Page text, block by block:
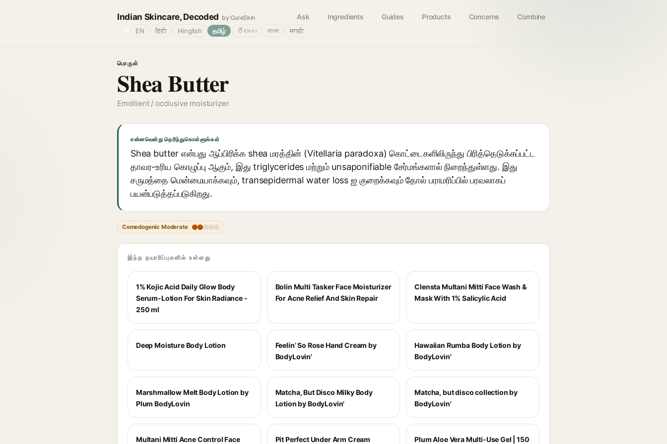
Indian Skincare, Decoded by CureSkin Ask Ingredients Guides Products Concerns Combine
EN हिंदी Hinglish தமிழ் తెలుగు বাংলা मराठी
பொருள்
Shea Butter
Emollient / occlusive moisturizer
என்னவென்று தெரிந்துகொள்ளுங்கள்
Shea butter என்பது ஆப்பிரிக்க shea மரத்தின் (Vitellaria paradoxa) கொட்டைகளிலிருந்து பிரித்தெடுக்கப்பட்ட
தாவர-உரிய கொழுப்பு ஆகும், இது triglycerides மற்றும் unsaponifiable சேர்மங்களால் நிறைந்துள்ளது. இது
சருமத்தை மென்மையாக்கவும், transepidermal water loss ஐ குறைக்கவும் தோல் பராமரிப்பில் பரவலாகப்
பயன்படுத்தப்படுகிறது.
Comedogenic Moderate
இந்த தயாரிப்புகளில் உள்ளது
1% Kojic Acid Daily Glow Body
Serum-Lotion For Skin Radiance -
250 ml
Bolin Multi Tasker Face Moisturizer
For Acne Relief And Skin Repair
Clensta Multani Mitti Face Wash &
Mask With 1% Salicylic Acid
Deep Moisture Body Lotion
Feelin’ So Rose Hand Cream by
BodyLovin'
Hawaiian Rumba Body Lotion by
BodyLovin'
Marshmallow Melt Body Lotion by
Plum BodyLovin
Matcha, But Disco Milky Body
Lotion by BodyLovin'
Matcha, but disco collection by
BodyLovin'
Multani Mitti Acne Control Face Pit Perfect Under Arm Cream Plum Aloe Vera Multi-Use Gel | 150